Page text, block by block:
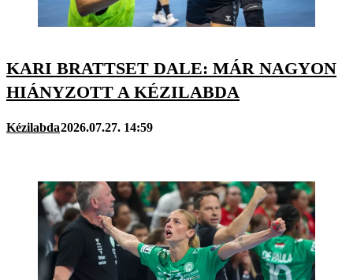
KARI BRATTSET DALE: MÁR NAGYON
HIÁNYZOTT A KÉZILABDA
Kézilabda2026.07.27. 14:59